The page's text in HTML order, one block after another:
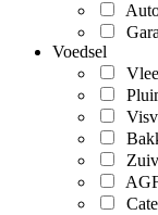
Voedsel